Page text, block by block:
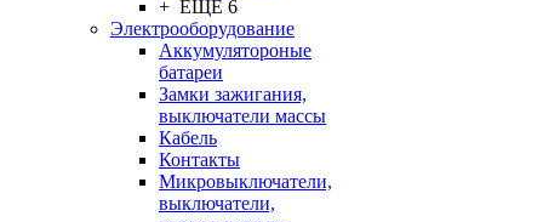
+ ЕЩЕ 6
Электрооборудование
Аккумулятороные
батареи
Замки зажигания,
выключатели массы
Кабель
Контакты
Микровыключатели,
выключатели,